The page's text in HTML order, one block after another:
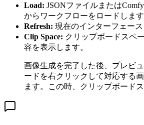
Load: JSONファイルまたは
からワークフローをロードします
Refresh: 現在のインターフェース
Clip Space: クリップボードスペ
容を表示します。
画像生成を完了した後、プレビ
ードを右クリックして対応する
ます。この時、クリップボード